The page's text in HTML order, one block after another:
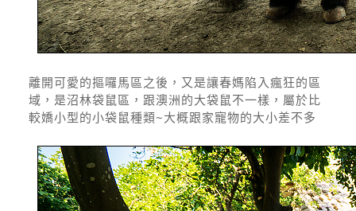
離開可愛的摳囉馬區之後，又是讓春媽陷入瘋狂的區
域，是沼林袋鼠區，跟澳洲的大袋鼠不一樣，屬於比
較嬌小型的小袋鼠種類~大概跟家寵物的大小差不多